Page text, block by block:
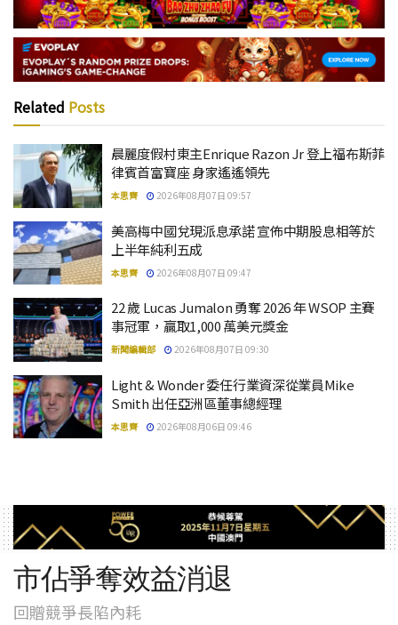
Related Posts
晨麗度假村東主Enrique Razon Jr 登上福布斯菲
律賓首富寶座 身家遙遙領先
本思齊 2026年08月07日 09:57
美高梅中國兌現派息承諾 宣佈中期股息相等於
上半年純利五成
本思齊 2026年08月07日 09:47
22 歲 Lucas Jumalon 勇奪 2026 年 WSOP 主賽
事冠軍，贏取1,000 萬美元獎金
新聞編輯部 2026年08月07日 09:30
Light & Wonder 委任行業資深從業員Mike
Smith 出任亞洲區董事總經理
本思齊 2026年08月06日 09:46
市佔爭奪效益消退
回贈競爭長陷內耗